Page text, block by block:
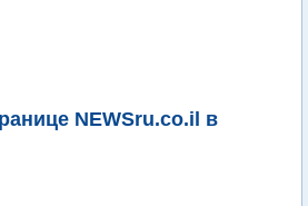
NEWSru.co.il в